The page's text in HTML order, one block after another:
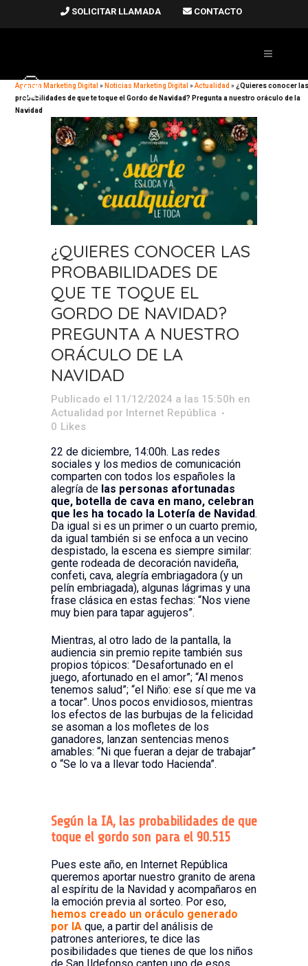
SOLICITAR LLAMADA CONTACTO
Agencia Marketing Digital » Noticias Marketing Digital »Actualidad » ¿Quieres conocer
probabilidades de que te toque el Gordo de Navidad? Pregunta a nuestro oráculo de la
Navidad
¿QUIERES CONOCER LAS
PROBABILIDADES DE
QUE TE TOQUE EL
GORDO DE NAVIDAD?
PREGUNTA A NUESTRO
ORÁCULO DE LA
NAVIDAD
Publicado el 11/12/2024 a las 15:50h en
Actualidad por Internet República
0 Likes
22 de diciembre, 14:00h. Las redes
sociales y los medios de comunicación
comparten con todos los españoles la
alegría de las personas afortunadas
que, botella de cava en mano, celebran
que les ha tocado la Lotería de Navidad.
Da igual si es un primer o un cuarto premio,
da igual también si se enfoca a un vecino
despistado, la escena es siempre similar:
gente rodeada de decoración navideña,
confeti, cava, alegría embriagadora (y un
pelín embriagada), algunas lágrimas y una
frase clásica en estas fechas: “Nos viene
muy bien para tapar agujeros”.
Mientras, al otro lado de la pantalla, la
audiencia sin premio repite también sus
propios tópicos: “Desafortunado en el
juego, afortunado en el amor”; “Al menos
tenemos salud”; “el Niño: ese sí que me va
a tocar”. Unos pocos envidiosos, mientras
los efectos de las burbujas de la felicidad
se asoman a los mofletes de los
ganadores, lanzan sentencias menos
amables: “Ni que fueran a dejar de trabajar”
o “Se lo va a llevar todo Hacienda”.
Según la IA, las probabilidades de que
toque el gordo son para el 90.515
Pues este año, en Internet República
queremos aportar nuestro granito de arena
al espíritu de la Navidad y acompañaros en
la emoción previa al sorteo. Por eso,
hemos creado un oráculo generado
por IA que, a partir del análisis de
patrones anteriores, te dice las
posibilidades que tienes de que los niños